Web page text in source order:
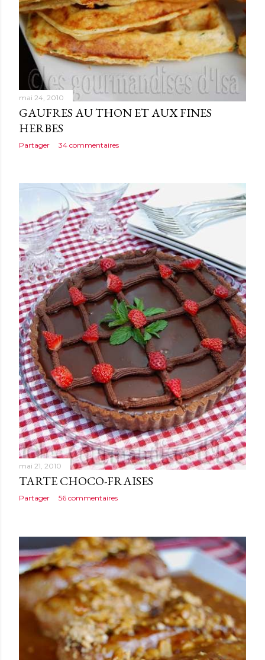
mai 24, 2010
GAUFRES AU THON ET AUX FINES
HERBES
Partager 34 commentaires
mai 21, 2010
TARTE CHOCO-FRAISES
Partager 56 commentaires